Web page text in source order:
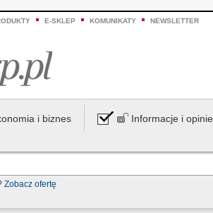
E-SKLEP KOMUNIKATY NEWSLETTER
i biznes Informacje i opinie
Zobacz ofertę